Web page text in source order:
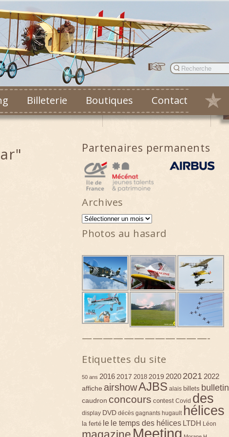
Billeterie Boutiques Contact
Partenaires permanents
Archives
Archives
Photos au hasard
————————————-
Etiquettes du site
50 ans 2016 2017 2018 2019 2020 2021 2022
affiche airshowAJBS alais billets bulletin
caudron concours contest Covid des
display DVD décès gagnants hugault hélices
la ferté le le temps des hélices LTDH Léon
magazine Meeting